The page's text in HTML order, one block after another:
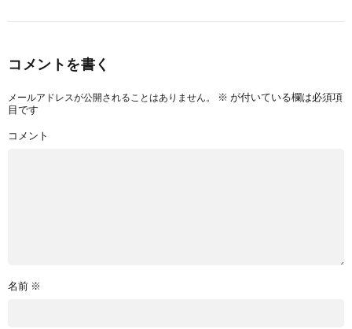
コメントを書く
メールアドレスが公開されることはありません。 ※ が付いている欄は必須項
目です
コメント
名前 ※